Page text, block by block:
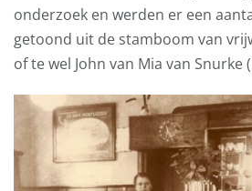
onderzoek en werden er een
getoond uit de stamboom van
of te wel John van Mia van Snurke